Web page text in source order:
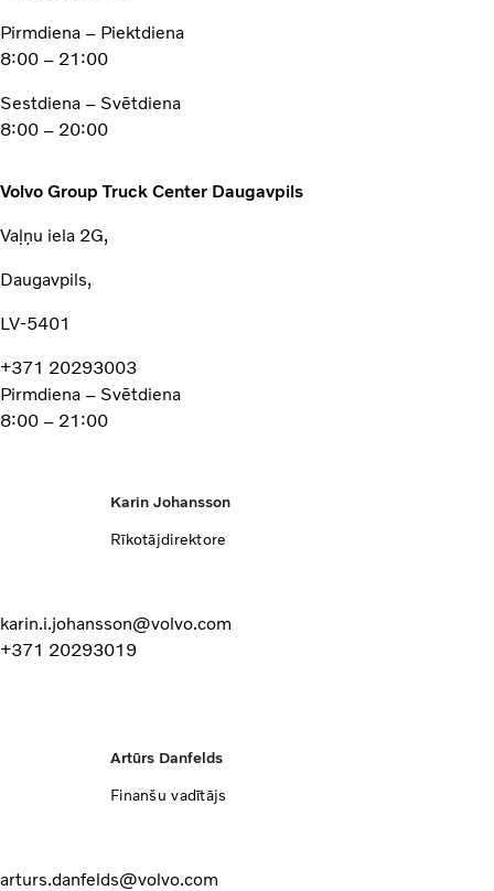
Pirmdiena – Piektdiena
8:00 – 21:00
Sestdiena – Svētdiena
8:00 – 20:00
Volvo Group Truck Center Daugavpils
Vaļņu iela 2G,
Daugavpils,
LV-5401
+371 20293003
Pirmdiena – Svētdiena
8:00 – 21:00
Karin Johansson
Rīkotājdirektore
karin.i.johansson@volvo.com
+371 20293019
Artūrs Danfelds
Finanšu vadītājs
arturs.danfelds@volvo.com